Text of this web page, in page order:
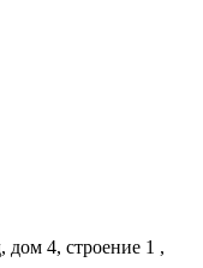
дом 4, строение 1 ,